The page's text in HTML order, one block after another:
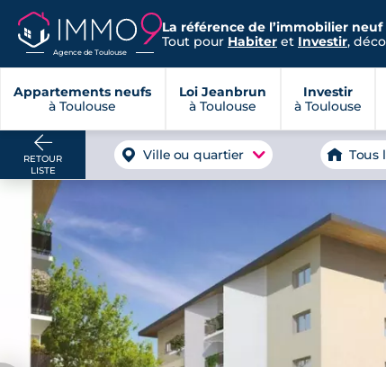
Agence de Toulouse
La référence de l’immobilier
Tout pour Habiter et Investir,
Appartements neufs
à Toulouse
Loi Jeanbrun
à Toulouse
Investir
à Toulouse
RETOUR
LISTE
Ville ou quartier Tous